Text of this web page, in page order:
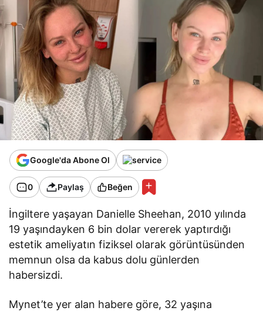
Google'da Abone Ol
0 Paylaş Beğen
İngiltere yaşayan Danielle Sheehan, 2010 yılında
19 yaşındayken 6 bin dolar vererek yaptırdığı
estetik ameliyatın fiziksel olarak görüntüsünden
memnun olsa da kabus dolu günlerden
habersizdi.
Mynet’te yer alan habere göre, 32 yaşına